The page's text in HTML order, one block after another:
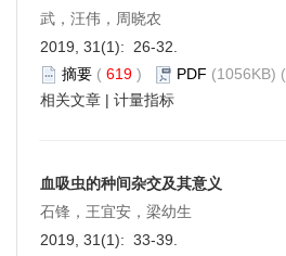
武，汪伟，周晓农
2019, 31(1): 26-32.
摘要 ( 619 ) PDF (1056KB) (
相关文章 | 计量指标
血吸虫的种间杂交及其意义
石锋，王宜安，梁幼生
2019, 31(1): 33-39.